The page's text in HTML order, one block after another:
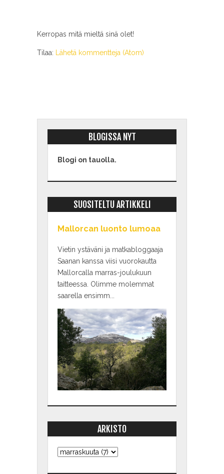
Kerropas mitä mieltä sinä olet!
Tilaa: Lähetä kommentteja (Atom)
BLOGISSA NYT
Blogi on tauolla.
SUOSITELTU ARTIKKELI
Mallorcan luonto lumoaa
Vietin ystäväni ja matkabloggaaja
Saanan kanssa viisi vuorokautta
Mallorcalla marras-joulukuun
taitteessa. Olimme molemmat
saarella ensimm...
ARKISTO